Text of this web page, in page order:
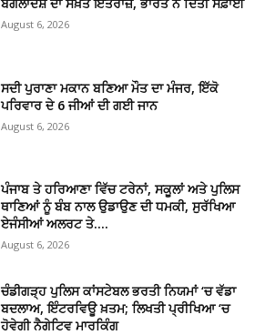
August 6, 2026
ਸਦੀ ਪੁਰਾਣਾ ਮਕਾਨ ਬਣਿਆ ਮੌਤ ਦਾ ਮੰਜਰ, ਇੱਕੋ
ਪਰਿਵਾਰ ਦੇ 6 ਜੀਆਂ ਦੀ ਗਈ ਜਾਨ
August 6, 2026
ਪੰਜਾਬ ਤੇ ਹਰਿਆਣਾ ਵਿੱਚ ਟਰੇਨਾਂ, ਸਕੂਲਾਂ ਅਤੇ ਪੁਲਿਸ
ਥਾਣਿਆਂ ਨੂੰ ਬੰਬ ਨਾਲ ਉਡਾਉਣ ਦੀ ਧਮਕੀ, ਸੁਰੱਖਿਆ
ਏਜੰਸੀਆਂ ਅਲਰਟ ਤੇ….
August 6, 2026
ਚੰਡੀਗੜ੍ਹ ਪੁਲਿਸ ਕਾਂਸਟੇਬਲ ਭਰਤੀ ਨਿਯਮਾਂ ‘ਚ ਵੱਡਾ
ਬਦਲਾਅ, ਇੰਟਰਵਿਊ ਖ਼ਤਮ; ਲਿਖਤੀ ਪ੍ਰੀਖਿਆ ‘ਚ
ਹੋਵੇਗੀ ਨੈਗੇਟਿਵ ਮਾਰਕਿੰਗ